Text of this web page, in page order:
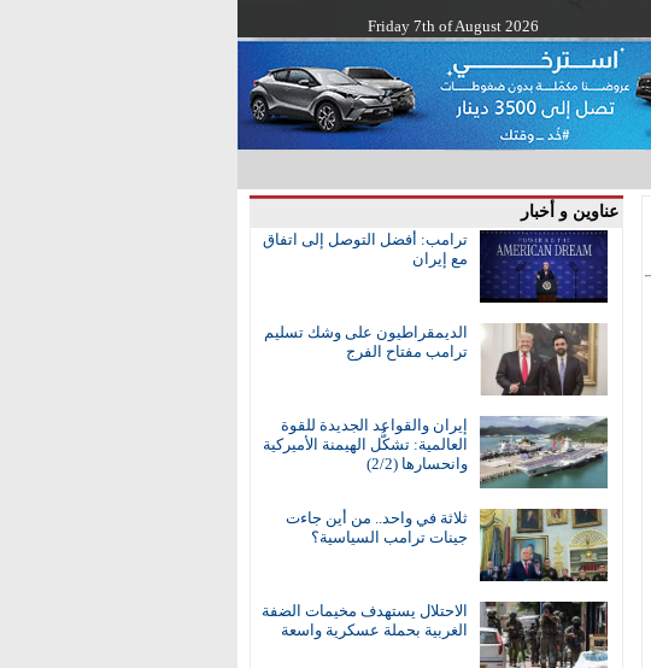
Friday 7th of August 2026
عناوين و أخبار
ترامب: أفضل التوصل إلى اتفاق
مع إيران
الديمقراطيون على وشك تسليم
ترامب مفتاح الفرج
إيران والقواعد الجديدة للقوة
العالمية: تشكُّل الهيمنة الأميركية
وانحسارها (2/2)
ثلاثة في واحد.. من أين جاءت
جينات ترامب السياسية؟
الاحتلال يستهدف مخيمات الضفة
الغربية بحملة عسكرية واسعة